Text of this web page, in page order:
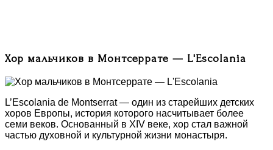
Хор мальчиков в Монтсеррате — L'Escolania
L’Escolania de Montserrat — один из старейших детских
хоров Европы, история которого насчитывает более
семи веков. Основанный в XIV веке, хор стал важной
частью духовной и культурной жизни монастыря.